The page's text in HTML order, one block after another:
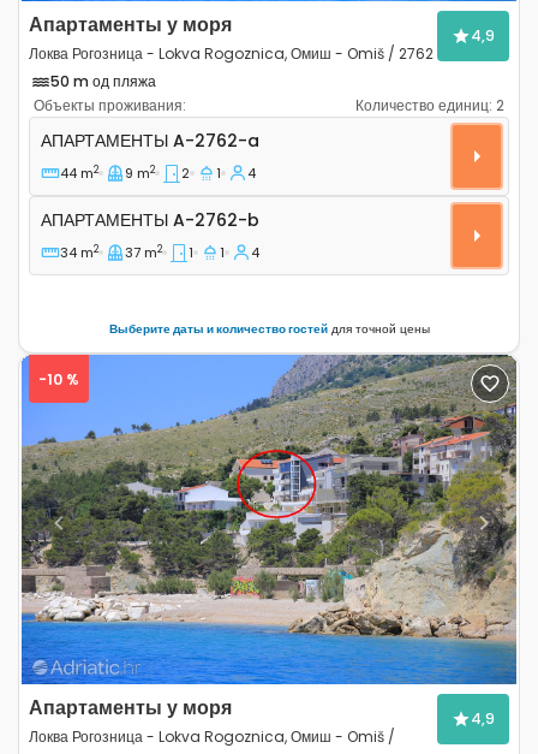
Апартаменты у моря
Локва Рогозница - Lokva Rogoznica, Омиш - Omiš / 2762
4,9
50 m од пляжа
Объекты проживания:
Количество единиц: 2
Двухкомнатные апартаменты Локва Рогозница -
АПАРТАМЕНТЫ A-2762-a
44 m2 9 m2 2 1 4
Апартаменты A-2762-b
АПАРТАМЕНТЫ A-2762-b
34 m2 37 m2 1 1 4
Выберите даты и количество гостейдля точной цены
Previous Next
-10 %
Апартаменты у моря
Локва Рогозница - Lokva Rogoznica, Омиш - Omiš /
4,9